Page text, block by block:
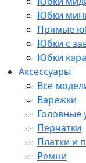
Юбки
Прямые
Юбки с
Юбки
Аксессуары
Все
Варежки
Головные
Перчатки
Платки и
Ремни